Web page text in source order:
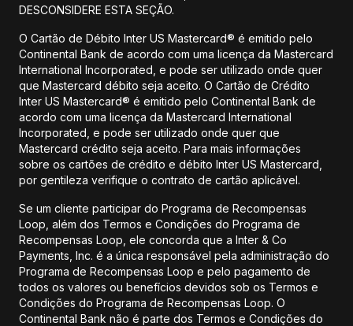
DESCONSIDERE ESTA SEÇÃO.
O Cartão de Débito Inter US Mastercard® é emitido pelo
Continental Bank de acordo com uma licença da Mastercard
International Incorporated, e pode ser utilizado onde quer
que Mastercard débito seja aceito. O Cartão de Crédito
Inter US Mastercard® é emitido pelo Continental Bank de
acordo com uma licença da Mastercard International
Incorporated, e pode ser utilizado onde quer que
Mastercard crédito seja aceito. Para mais informações
sobre os cartões de crédito e débito Inter US Mastercard,
por gentileza verifique o contrato de cartão aplicável.
Se um cliente participar do Programa de Recompensas
Loop, além dos Termos e Condições do Programa de
Recompensas Loop, ele concorda que a Inter & Co
Payments, Inc. é a única responsável pela administração do
Programa de Recompensas Loop e pelo pagamento de
todos os valores ou benefícios devidos sob os Termos e
Condições do Programa de Recompensas Loop. O
Continental Bank não é parte dos Termos e Condições do